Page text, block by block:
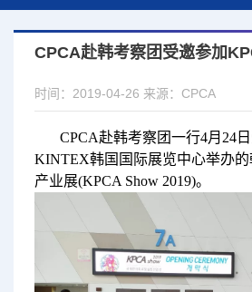
CPCA赴韩考察团受邀参加
时间：2019-04-26 来源：CPCA
CPCA赴韩考察团一行4月24
KINTEX韩国国际展览中心举办
产业展(KPCA Show 2019)。